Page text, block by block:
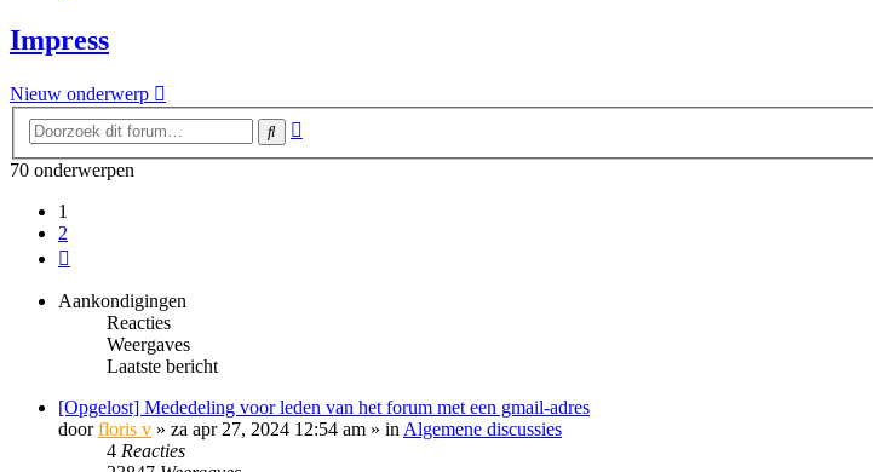
Impress
Nieuw onderwerp
Zoek
70 onderwerpen
1
2
Aankondigingen
Reacties
Weergaves
Laatste bericht
[Opgelost] Mededeling voor leden van het forum met een gmail-adres
doorfloris v » za apr 27, 2024 12:54 am » in Algemene discussies
4 Reacties